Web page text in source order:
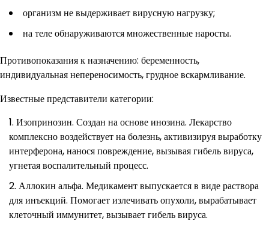
организм не выдерживает вирусную нагрузку;
на теле обнаруживаются множественные наросты.
Противопоказания к назначению: беременность,
индивидуальная непереносимость, грудное вскармливание.
Известные представители категории:
Изопринозин. Создан на основе инозина. Лекарство
комплексно воздействует на болезнь, активизируя выработку
интерферона, нанося повреждение, вызывая гибель вируса,
угнетая воспалительный процесс.
Аллокин альфа. Медикамент выпускается в виде раствора
для инъекций. Помогает излечивать опухоли, вырабатывает
клеточный иммунитет, вызывает гибель вируса.